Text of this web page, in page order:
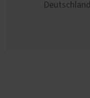
Deutschland